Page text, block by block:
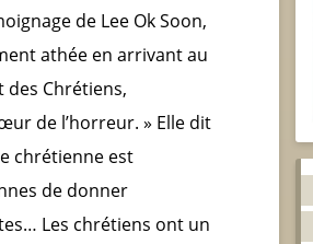
de Lee Ok Soon,
athée en arrivant au
des Chrétiens,
de l’horreur. » Elle dit
chrétienne est
de donner
Les chrétiens ont un